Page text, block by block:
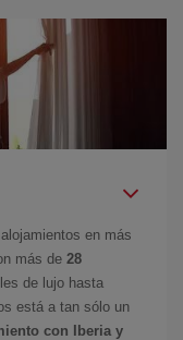
en más
más de 28
de lujo hasta
está a tan sólo un
con Iberia y